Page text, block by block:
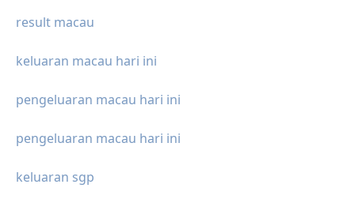
result macau
keluaran macau hari ini
pengeluaran macau hari ini
pengeluaran macau hari ini
keluaran sgp